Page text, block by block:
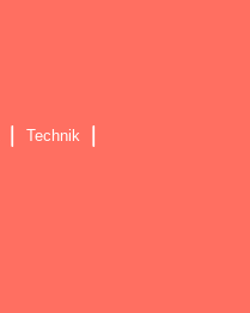
Technik